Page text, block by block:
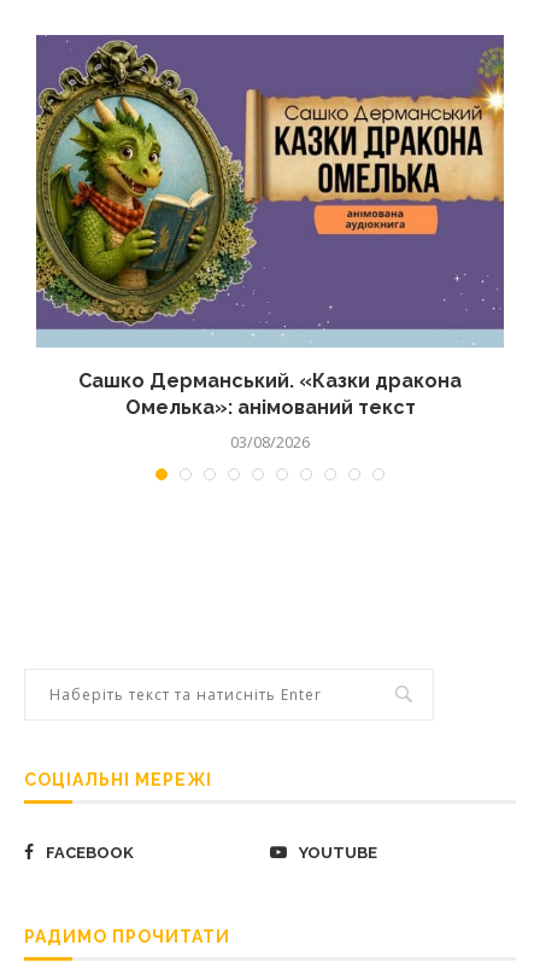
Сашко Дерманський. «Казки дракона
Омелька»: анімований текст
03/08/2026
СОЦІАЛЬНІ МЕРЕЖІ
FACEBOOK YOUTUBE
РАДИМО ПРОЧИТАТИ